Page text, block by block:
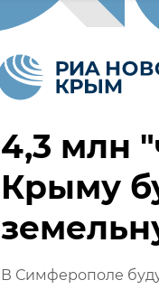
4,3 млн
Крыму
В Симферополе